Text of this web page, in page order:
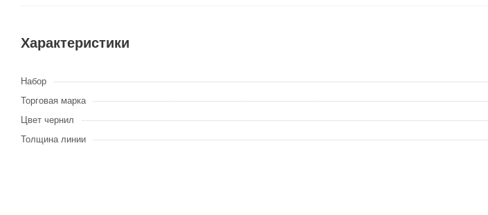
Характеристики
Набор
Торговая марка
Цвет чернил
Толщина линии